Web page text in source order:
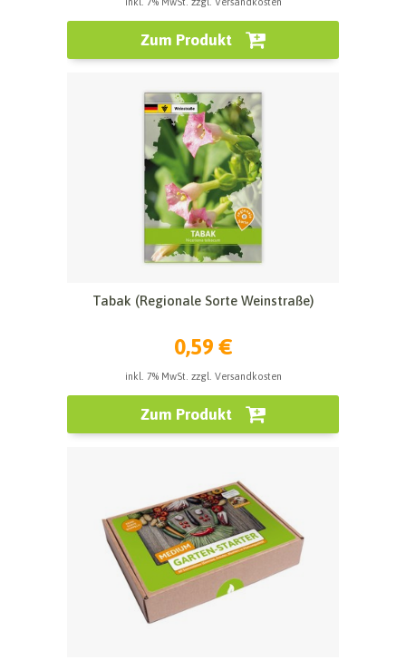
Zum Produkt
Tabak (Regionale Sorte Weinstraße)
0,59 €
inkl. 7% MwSt. zzgl. Versandkosten
Zum Produkt